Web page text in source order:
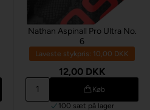
Nathan Aspinall Pro Ultra No.
6
Laveste stykpris: 10,00 DKK
12,00 DKK
Køb
100 sæt på lager